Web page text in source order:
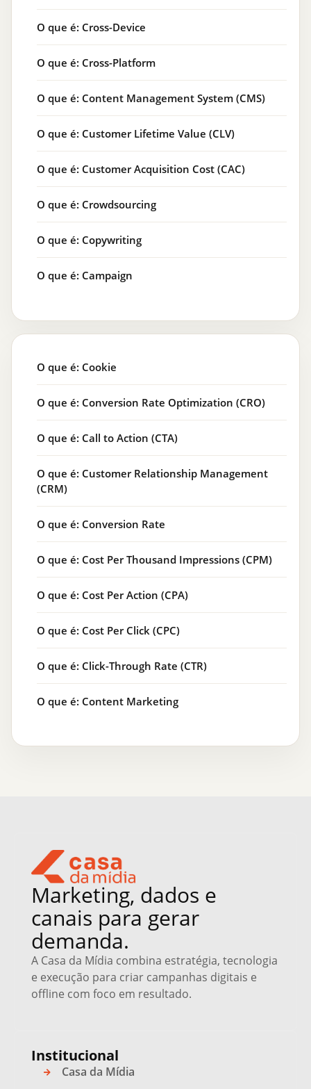
O que é: Cross-Device
O que é: Cross-Platform
O que é: Content Management System (CMS)
O que é: Customer Lifetime Value (CLV)
O que é: Customer Acquisition Cost (CAC)
O que é: Crowdsourcing
O que é: Copywriting
O que é: Campaign
O que é: Cookie
O que é: Conversion Rate Optimization (CRO)
O que é: Call to Action (CTA)
O que é: Customer Relationship Management
(CRM)
O que é: Conversion Rate
O que é: Cost Per Thousand Impressions (CPM)
O que é: Cost Per Action (CPA)
O que é: Cost Per Click (CPC)
O que é: Click-Through Rate (CTR)
O que é: Content Marketing
Marketing, dados e
canais para gerar
demanda.
A Casa da Mídia combina estratégia, tecnologia
e execução para criar campanhas digitais e
offline com foco em resultado.
Institucional
Casa da Mídia